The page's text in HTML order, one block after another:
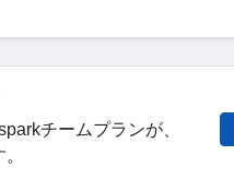
チームプランが、